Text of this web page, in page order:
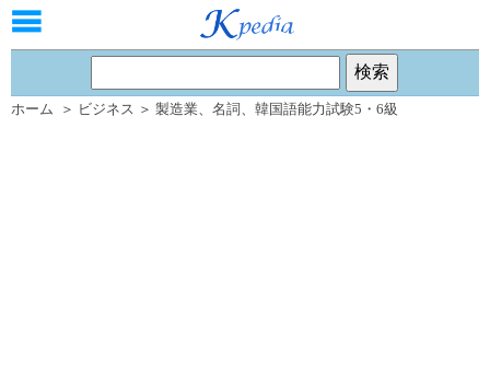
ホーム ＞ ビジネス ＞ 製造業、 名詞 、 韓国語能力試験5・6級